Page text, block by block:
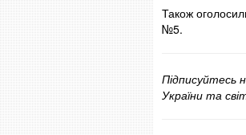
Також
№5.
Підписуйтесь
України та